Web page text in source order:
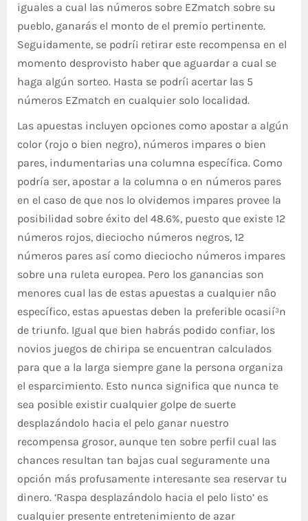
iguales a cual las números sobre EZmatch sobre su
pueblo, ganarás el monto de el premio pertinente.
Seguidamente, se podrí¡ retirar este recompensa en el
momento desprovisto haber que aguardar a cual se
haga algún sorteo. Hasta se podrí¡ acertar las 5
números EZmatch en cualquier solo localidad.
Las apuestas incluyen opciones como apostar a algún
color (rojo o bien negro), números impares o bien
pares, indumentarias una columna específica. Como
podrí­a ser, apostar a la columna o en números pares
en el caso de que nos lo olvidemos impares provee la
posibilidad sobre éxito del 48.6%, puesto que existe 12
números rojos, dieciocho números negros, 12
números pares así­ como dieciocho números impares
sobre una ruleta europea. Pero los ganancias son
menores cual las de estas apuestas a cualquier nâº
específico, estas apuestas deben la preferible ocasií³n
de triunfo. Igual que bien habrás podido confiar, los
novios juegos de chiripa se encuentran calculados
para que a la larga siempre gane la persona organiza
el esparcimiento. Esto nunca significa que nunca te
sea posible existir cualquier golpe de suerte
desplazándolo hacia el pelo ganar nuestro
recompensa grosor, aunque ten sobre perfil cual las
chances resultan tan bajas cual seguramente una
opción más profusamente interesante sea reservar tu
dinero. ‘Raspa desplazándolo hacia el pelo listo’ es
cualquier presente entretenimiento de azar